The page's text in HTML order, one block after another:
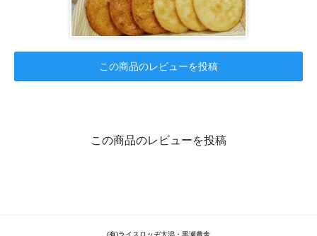
この商品のレビューを投稿
この商品のレビューを投稿
(有)ライスロッヂ大潟・黒瀬農舎